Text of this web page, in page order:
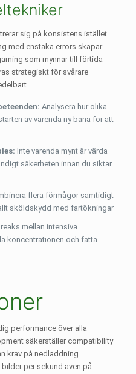
sig på konsistens istället
med enstaka errors skapar
som mynnar till förtida
strategiskt för svårare
Analysera hur olika
av varenda ny bana för att
Inte varenda mynt är värda
säkerheten innan du siktar
flera förmågor samtidigt
sköldskydd med fartökningar
mellan intensiva
koncentrationen och fatta
performance över alla
säkerställer compatibility
krav på nedladdning.
per sekund även på